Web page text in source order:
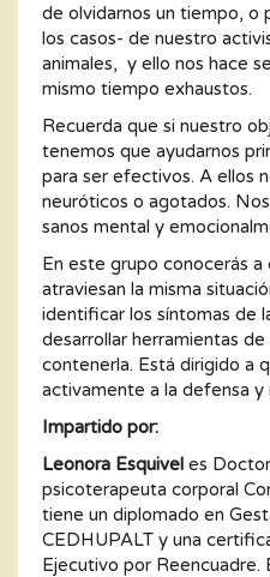
de olvidarnos un tiempo, o
los casos- de nuestro
animales, y ello nos hace
mismo tiempo exhaustos.
Recuerda que si nuestro
tenemos que ayudarnos
para ser efectivos. A ellos
neuróticos o agotados.
sanos mental y
En este grupo conocerás a
atraviesan la misma
identificar los síntomas de
desarrollar herramientas
contenerla. Está dirigido a
activamente a la defensa y
Impartido por:
Leonora Esquivel es
psicoterapeuta corporal
tiene un diplomado en
CEDHUPALT y una
Ejecutivo por Reencuadre.